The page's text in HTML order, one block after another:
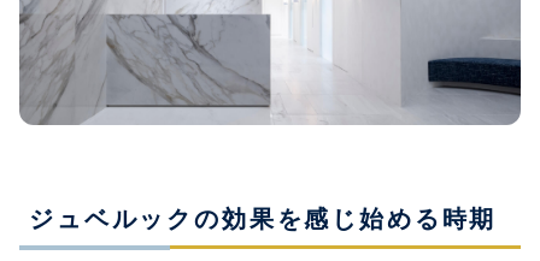
ジュベルックの効果を感じ始める時期